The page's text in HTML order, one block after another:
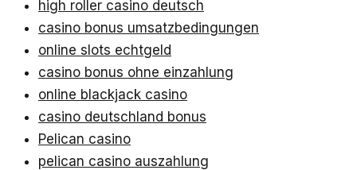
high roller casino deutsch
casino bonus umsatzbedingungen
online slots echtgeld
casino bonus ohne einzahlung
online blackjack casino
casino deutschland bonus
Pelican casino
pelican casino auszahlung